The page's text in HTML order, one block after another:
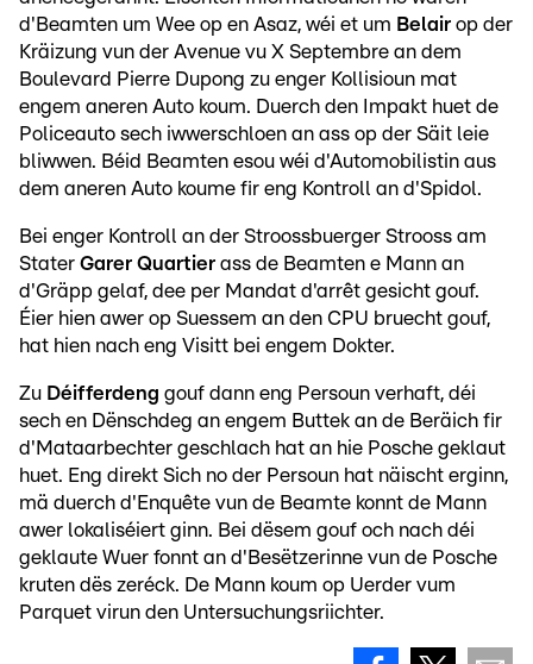
d'Beamten um Wee op en Asaz, wéi et um Belair op der
Kräizung vun der Avenue vu X Septembre an dem
Boulevard Pierre Dupong zu enger Kollisioun mat
engem aneren Auto koum. Duerch den Impakt huet de
Policeauto sech iwwerschloen an ass op der Säit leie
bliwwen. Béid Beamten esou wéi d'Automobilistin aus
dem aneren Auto koume fir eng Kontroll an d'Spidol.
Bei enger Kontroll an der Stroossbuerger Strooss am
Stater Garer Quartier ass de Beamten e Mann an
d'Gräpp gelaf, dee per Mandat d'arrêt gesicht gouf.
Éier hien awer op Suessem an den CPU bruecht gouf,
hat hien nach eng Visitt bei engem Dokter.
Zu Déifferdeng gouf dann eng Persoun verhaft, déi
sech en Dënschdeg an engem Buttek an de Beräich fir
d'Mataarbechter geschlach hat an hie Posche geklaut
huet. Eng direkt Sich no der Persoun hat näischt erginn,
mä duerch d'Enquête vun de Beamte konnt de Mann
awer lokaliséiert ginn. Bei dësem gouf och nach déi
geklaute Wuer fonnt an d'Besëtzerinne vun de Posche
kruten dës zeréck. De Mann koum op Uerder vum
Parquet virun den Untersuchungsriichter.